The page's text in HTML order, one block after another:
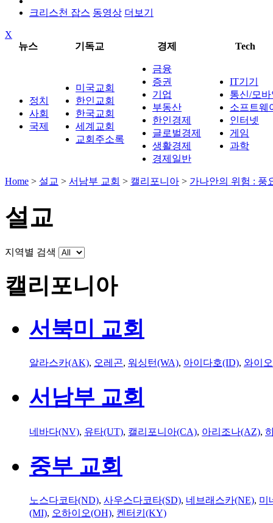
크리스천 잡스 동영상 더보기
X
뉴스
기독교 경제 Tech
정치
사회
국제
미국교회
한인교회
한국교회
세계교회
교회주소록
금융
증권
기업
부동산
한인경제
글로벌경제
생활경제
경제일반
IT기기
통신/모
소프트웨
인터넷
게임
과학
Home > 설교 > 서남부 교회 > 캘리포니아 > 가나안의 위험 : 풍
설교
지역별 검색
캘리포니아
서북미 교회
알라스카(AK), 오레곤, 워싱턴(WA), 아이다호(ID), 와이
서남부 교회
네바다(NV), 유타(UT), 캘리포니아(CA), 아리조나(AZ),
중부 교회
노스다코타(ND), 사우스다코타(SD), 네브래스카(NE), 미
(MI), 오하이오(OH), 켄터키(KY)